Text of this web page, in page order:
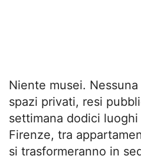
Niente musei.
spazi privati, resi
settimana dodici
Firenze, tra
si trasformeranno in